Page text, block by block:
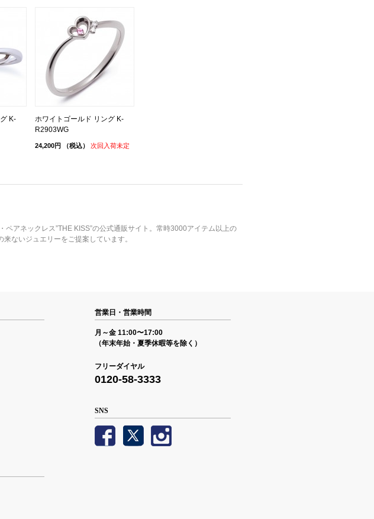
K-
ホワイトゴールド リング K-
R2903WG
24,200円 （税込） 次回入荷未定
アネックレス”THE KISS”の公式通販サイト。常時3000アイテム以上の
ないジュエリーをご提案しています。
営業日・営業時間
月～金 11:00〜17:00
（年末年始・夏季休暇等を除く）
フリーダイヤル
0120-58-3333
SNS